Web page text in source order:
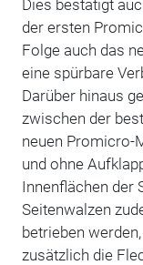
Dies bestätigt
der ersten
Folge auch das
eine spürbare
Darüber hinaus
zwischen der
neuen Promicro-
und ohne
Innenflächen der
Seitenwalzen
betrieben
zusätzlich die